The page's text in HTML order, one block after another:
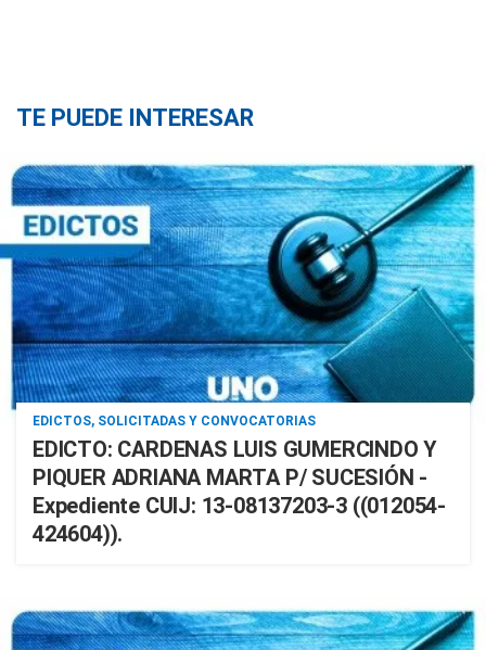
TE PUEDE INTERESAR
EDICTOS, SOLICITADAS Y CONVOCATORIAS
EDICTO: CARDENAS LUIS GUMERCINDO Y
PIQUER ADRIANA MARTA P/ SUCESIÓN -
Expediente CUIJ: 13-08137203-3 ((012054-
424604)).